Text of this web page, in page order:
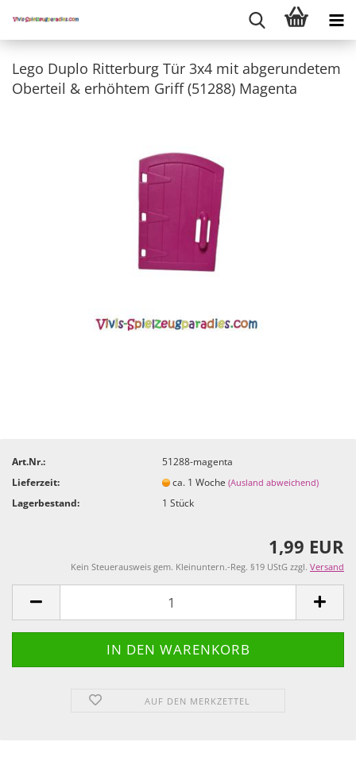
Lego Duplo Ritterburg Tür 3x4 mit abgerundetem
Oberteil & erhöhtem Griff (51288) Magenta
Art.Nr.:
51288-magenta
Lieferzeit:
ca. 1 Woche(Ausland abweichend)
Lagerbestand: 1Stück
1,99 EUR
Kein Steuerausweis gem. Kleinuntern.-Reg. §19 UStG zzgl. Versand
AUF DEN MERKZETTEL